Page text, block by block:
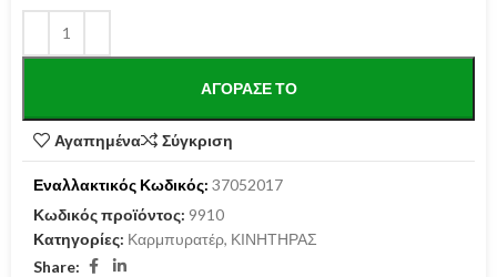
ΑΓΌΡΑΣΕ ΤΟ
Αγαπημένα Σύγκριση
Εναλλακτικός Κωδικός: 37052017
Κωδικός προϊόντος: 9910
Κατηγορίες: Καρμπυρατέρ, ΚΙΝΗΤΗΡΑΣ
Share: